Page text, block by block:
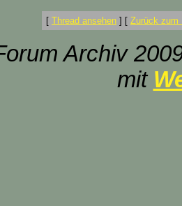
[ Thread ansehen ] [ Zurück zum
Archiv
mit